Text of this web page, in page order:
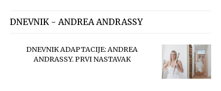
DNEVNIK - ANDREA ANDRASSY
DNEVNIK ADAPTACIJE: ANDREA
ANDRASSY. PRVI NASTAVAK